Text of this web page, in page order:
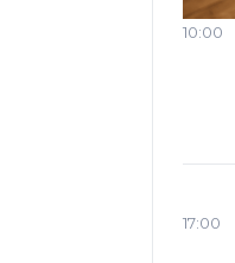
10:00
17:00